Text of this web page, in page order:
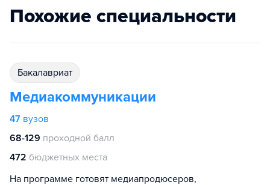
Похожие специальности
бакалавриат
Медиакоммуникации
47 вузов
68-129 проходной балл
472 бюджетных места
На программе готовят медиапродюсеров,